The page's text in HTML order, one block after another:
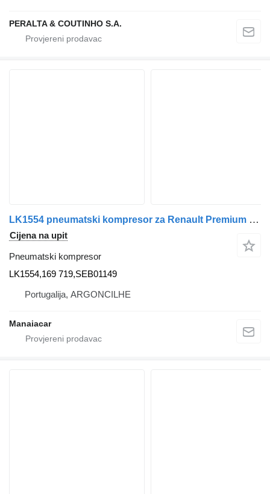
PERALTA & COUTINHO S.A.
LK1554 pneumatski kompresor za Renault Premium | 96 kamiona
Cijena na upit
Pneumatski kompresor
LK1554,169 719,SEB01149
Portugalija, ARGONCILHE
Manaiacar